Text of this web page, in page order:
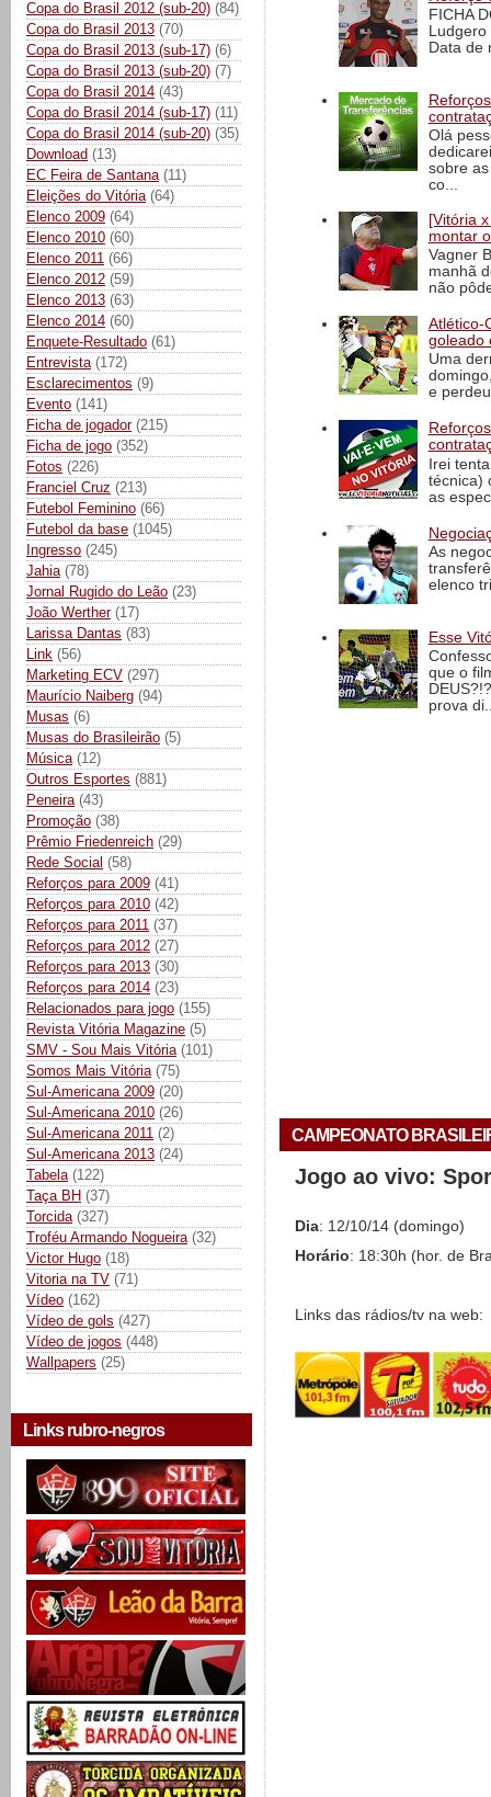
Copa do Brasil 2012 (sub-20) (84)
Copa do Brasil 2013 (70)
Copa do Brasil 2013 (sub-17) (6)
Copa do Brasil 2013 (sub-20) (7)
Copa do Brasil 2014 (43)
Copa do Brasil 2014 (sub-17) (11)
Copa do Brasil 2014 (sub-20) (35)
Download (13)
EC Feira de Santana (11)
Eleições do Vitória (64)
Elenco 2009 (64)
Elenco 2010 (60)
Elenco 2011 (66)
Elenco 2012 (59)
Elenco 2013 (63)
Elenco 2014 (60)
Enquete-Resultado (61)
Entrevista (172)
Esclarecimentos (9)
Evento (141)
Ficha de jogador (215)
Ficha de jogo (352)
Fotos (226)
Franciel Cruz (213)
Futebol Feminino (66)
Futebol da base (1045)
Ingresso (245)
Jahia (78)
Jornal Rugido do Leão (23)
João Werther (17)
Larissa Dantas (83)
Link (56)
Marketing ECV (297)
Maurício Naiberg (94)
Musas (6)
Musas do Brasileirão (5)
Música (12)
Outros Esportes (881)
Peneira (43)
Promoção (38)
Prêmio Friedenreich (29)
Rede Social (58)
Reforços para 2009 (41)
Reforços para 2010 (42)
Reforços para 2011 (37)
Reforços para 2012 (27)
Reforços para 2013 (30)
Reforços para 2014 (23)
Relacionados para jogo (155)
Revista Vitória Magazine (5)
SMV - Sou Mais Vitória (101)
Somos Mais Vitória (75)
Sul-Americana 2009 (20)
Sul-Americana 2010 (26)
Sul-Americana 2011 (2)
Sul-Americana 2013 (24)
Tabela (122)
Taça BH (37)
Torcida (327)
Troféu Armando Nogueira (32)
Victor Hugo (18)
Vitoria na TV (71)
Vídeo (162)
Vídeo de gols (427)
Vídeo de jogos (448)
Wallpapers (25)
Links rubro-negros
FICHA
Data de
Olá
sobre
co...
[Vitória
montar
Vagner
manhã
não
Atlético-
goleado
Uma
e
Irei
técnica)
as
As
elenco
Esse
que o
prova
CAMPEONATO
Jogo ao vivo:
Dia: 12/10/14 (domingo)
Horário: 18:30h (hor. de
Links das rádios/tv na web: